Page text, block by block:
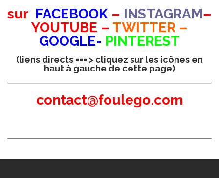
sur FACEBOOK – INSTAGRAM–
YOUTUBE – TWITTER –
GOOGLE- PINTEREST
(liens directs === > cliquez sur les icônes en
haut à gauche de cette page)
contact@foulego.com